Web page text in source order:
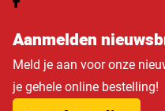
Aanmelden
Meld je aan voor onze
je gehele online bestelling!